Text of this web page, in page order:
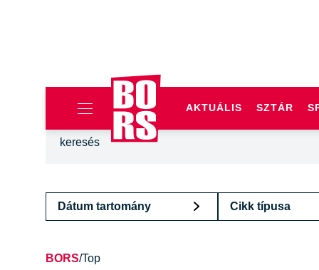
AKTUÁLIS SZTÁR
Dátum tartomány Cikk típusa
BORS/Top